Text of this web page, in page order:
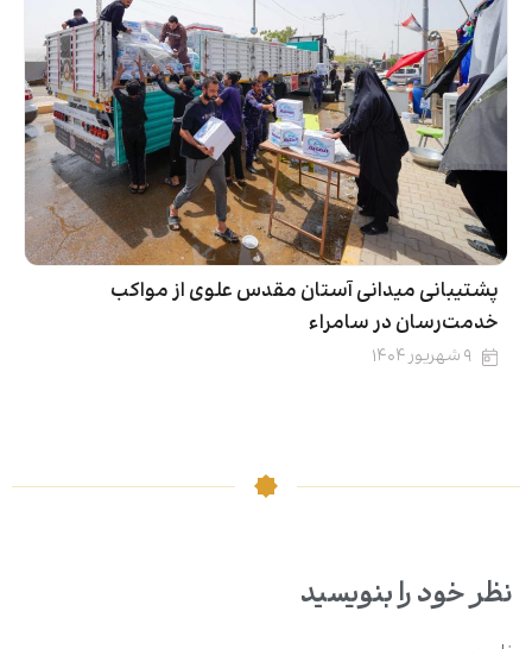
پشتیبانی میدانی آستان مقدس علوی از مواکب
خدمت‌رسان در سامراء
۹ شهریور ۱۴۰۴
نظر خود را بنویسید